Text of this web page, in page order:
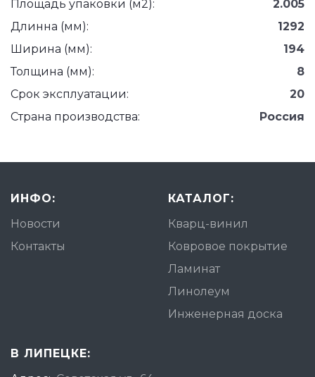
Площадь упаковки (м2):
2.005
Длинна (мм):
1292
Ширина (мм):
194
Толщина (мм):
8
Срок эксплуатации:
20
Страна производства:
Россия
ИНФО:
Новости
Контакты
КАТАЛОГ:
Кварц-винил
Ковровое покрытие
Ламинат
Линолеум
Инженерная доска
В ЛИПЕЦКЕ: